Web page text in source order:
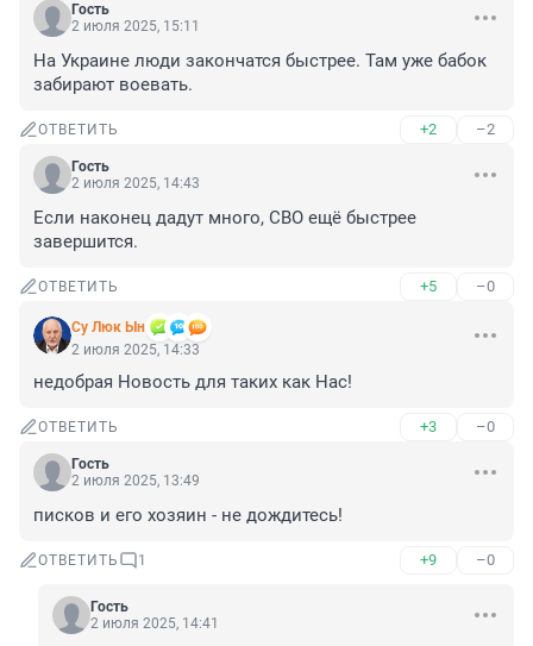
Гость
2 июля 2025, 15:11
На Украине люди закончатся быстрее. Там уже бабок
забирают воевать.
ОТВЕТИТЬ +2 –2
Гость
2 июля 2025, 14:43
Если наконец дадут много, СВО ещё быстрее
завершится.
ОТВЕТИТЬ +5 –0
Су Люк Ын
2 июля 2025, 14:33
недобрая Новость для таких как Нас!
ОТВЕТИТЬ +3 –0
Гость
2 июля 2025, 13:49
писков и его хозяин - не дождитесь!
ОТВЕТИТЬ 1 +9 –0
Гость
2 июля 2025, 14:41